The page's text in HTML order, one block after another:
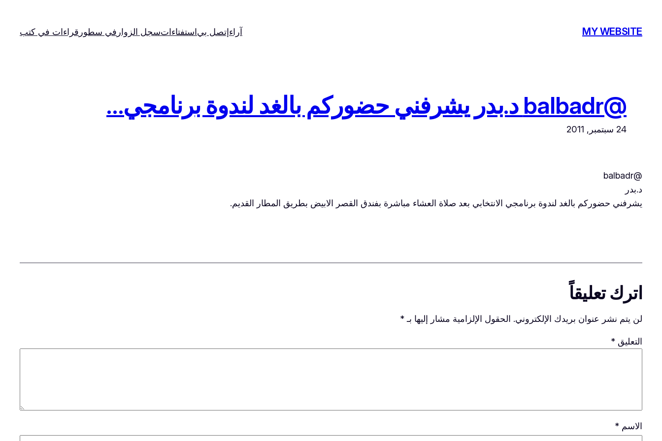
المحتوى
MY WEBSITE آراءإتصل بياستفتاءاتسجل الزوار في سطور قراءات في كتب
@balbadr د.بدر يشرفني حضوركم بالغد لندوة برنامجي…
24 سبتمبر, 2011
@balbadr
د.بدر
يشرفني حضوركم بالغد لندوة برنامجي الانتخابي بعد صلاة العشاء مباشرة بفندق القصر الابيض بطريق المطار القديم.
اترك تعليقاً
لن يتم نشر عنوان بريدك الإلكتروني. الحقول الإلزامية مشار إليها بـ*
التعليق *
الاسم *